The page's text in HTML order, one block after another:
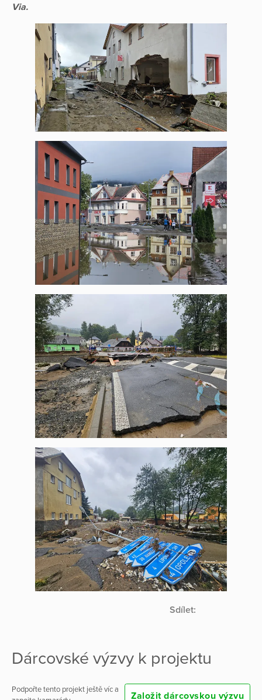
Via.
Sdílet:
Dárcovské výzvy k projektu
Podpořte tento projekt ještě víc a
Založit dárcovskou výzvu